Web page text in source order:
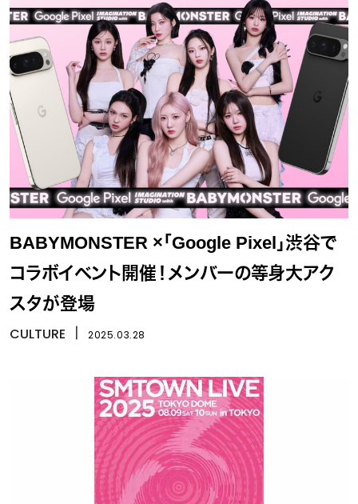
BABYMONSTER ×「Google Pixel」渋谷で
コラボイベント開催！メンバーの等身大アク
スタが登場
CULTURE 2025.03.28